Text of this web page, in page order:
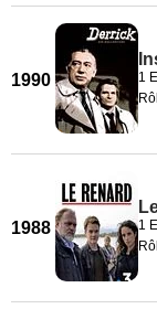
1990 1
1988 1